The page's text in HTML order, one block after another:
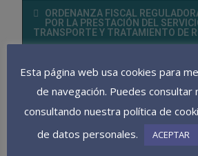
ORDENANZA FISCAL
POR LA PRESTACIÓN DEL
TRANSPORTE Y TRATAMIENTO DE
ABASTECIMIENTO DE AGUA
ORDENANZA FISCAL
UTILIZACIÓN PRIVATIVA 2022
ORDENANZA FISCAL
UTILIZACIÓN PRIVATIVA
Esta página web usa cookies para
de navegación. Puedes consultar
consultando nuestra política de
de datos personales.
ACEPTAR